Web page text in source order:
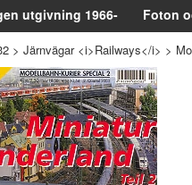
utgivning 1966-
Foton
> Järnvägar <i>Railways</i> >